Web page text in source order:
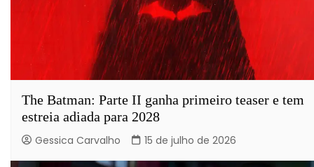
The Batman: Parte II ganha primeiro teaser e tem
estreia adiada para 2028
Gessica Carvalho 15 de julho de 2026